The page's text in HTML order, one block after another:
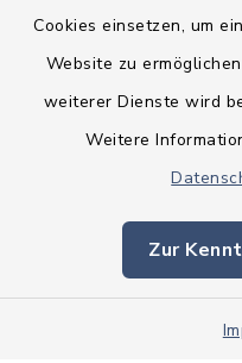
Cookies einsetzen, um
Website zu
weiterer Dienste wird
Weitere
Zur